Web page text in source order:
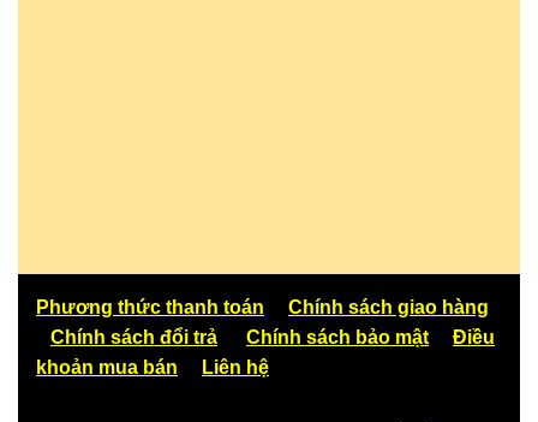
Phương thức thanh toán
Chính sách giao hàng
Chính sách đổi trả
Chính sách bảo mật
Điều
khoản mua bán
Liên hệ